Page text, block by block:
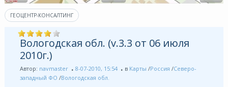
ГЕОЦЕНТР-КОНСАЛТИНГ
Вологодская обл. (v.3.3 от 06 июля
2010г.)
Автор: navmaster 8-07-2010, 15:54 в Карты /Россия /Северо-
западный ФО /Вологодская обл.